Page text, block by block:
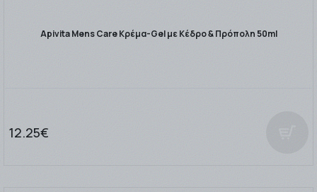
Apivita Mens Care Κρέμα-Gel με Κέδρο & Πρόπολη 50ml
12.25€